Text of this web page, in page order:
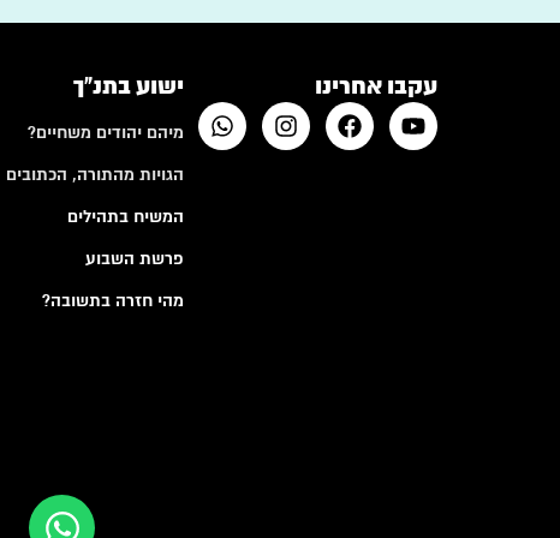
עקבו אחרינו ישוע בתנ"ך
מיהם יהודים משחיים?
הגויות מהתורה, הכתובים
המשיח בתהילים
פרשת השבוע
מהי חזרה בתשובה?